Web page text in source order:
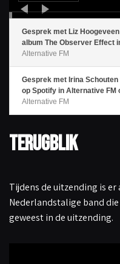
Gesprek met Liz
album The Observer Effect
Alternative FM
Gesprek met Irina
op Spotify in Alternative FM
Alternative FM
terugblik
Tijdens de uitzending is
Nederlandstalige band
geweest in de uitzending.